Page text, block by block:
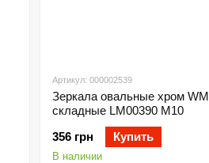
Артикул: 000002539
Зеркала овальные хром WM
складные LM00390 М10
356 грн
Купить
В наличии